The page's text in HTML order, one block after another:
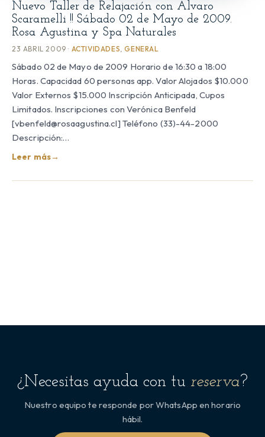
Nuevo Taller de Relajación con Alvaro
Scaramelli !! Sábado 02 de Mayo de 2009.
Rosa Agustina y Spa Naturales
23 ABRIL 2009 · ACTIVIDADES,GENERAL
Sábado 02 de Mayo de 2009 Horario de 16:30 a 18:00
Horas. Capacidad 60 personas app. Valor Alojados $10.000
Valor Externos $15.000 Inscripción Anticipada, Cupos
Limitados. Inscripciones con Verónica Benfeld
[vbenfeld@rosaagustina.cl] Teléfono (33)-44-2000
Descripción:…
Leer más→
¿Necesitas ayuda con tu reserva?
Nuestro equipo te responde por WhatsApp en horario
hábil.